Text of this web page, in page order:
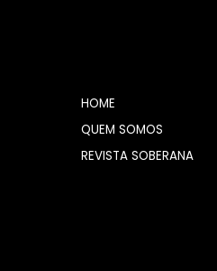
HOME
QUEM SOMOS
REVISTA SOBERANA